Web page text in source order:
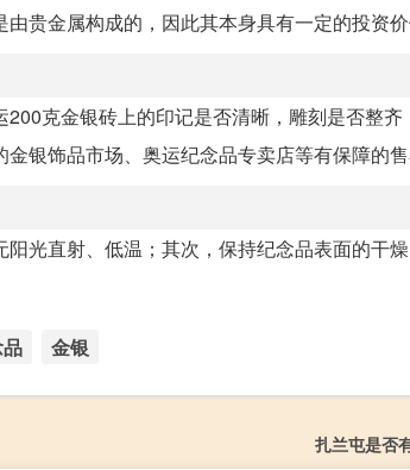
贵金属构成的，因此其本身具有一定的投资
克金银砖上的印记是否清晰，雕刻是否整齐
银饰品市场、奥运纪念品专卖店等有保障的
光直射、低温；其次，保持纪念品表面的干
金银
扎兰屯是否